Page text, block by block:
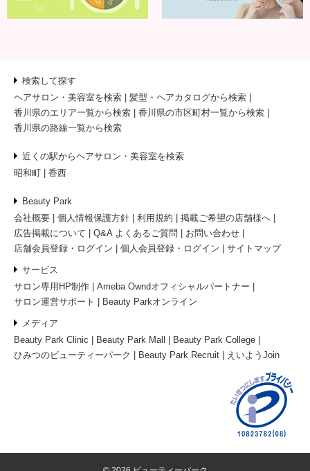
検索して探す
ヘアサロン・美容室を検索
髪型・ヘアカタログから検索
香川県のエリア一覧から検索
香川県の市区町村一覧から検索
香川県の路線一覧から検索
近くの駅からヘアサロン・美容室を検索
昭和町
香西
Beauty Park
会社概要
個人情報保護方針 利用規約
掲載ご希望の店舗様へ
広告掲載について
Q&A よくあるご質問
お問い合わせ
店舗会員登録・ログイン
個人会員登録・ログイン サイトマップ
サービス
サロン専用HP制作
Ameba Owndオフィシャルパートナー
サロン運営サポート
Beauty Parkオンライン
メディア
Beauty Park Clinic
Beauty Park Mall
Beauty Park College
ひみつのビューティーパーク
Beauty Park Recruit えいようJoin